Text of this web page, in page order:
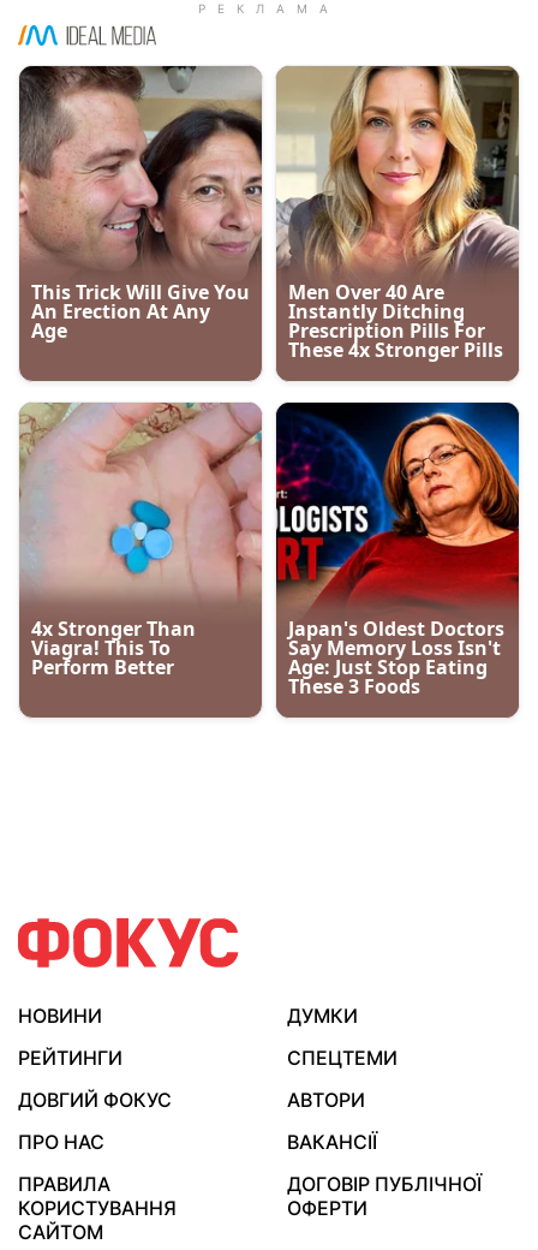
НОВИНИ
ДУМКИ
РЕЙТИНГИ
СПЕЦТЕМИ
ДОВГИЙ ФОКУС
АВТОРИ
ПРО НАС
ВАКАНСІЇ
ПРАВИЛА
КОРИСТУВАННЯ
САЙТОМ
ДОГОВІР ПУБЛІЧНОЇ
ОФЕРТИ